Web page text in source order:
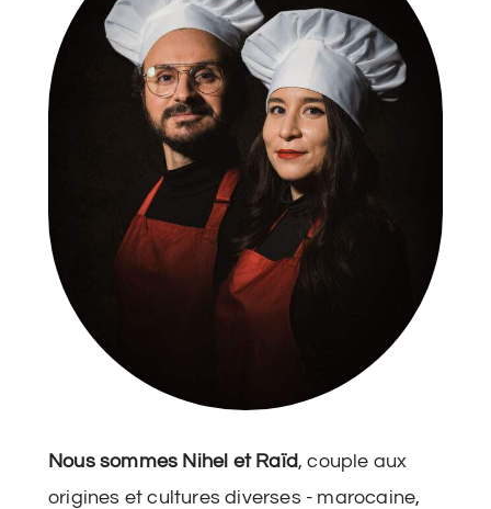
Nous sommes Nihel et Raïd, couple aux
origines et cultures diverses - marocaine,